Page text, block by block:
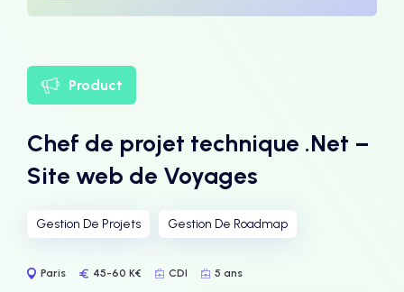
Product
Chef de projet technique .Net –
Site web de Voyages
Gestion De Projets Gestion De Roadmap
Paris 45-60 K€ CDI 5 ans